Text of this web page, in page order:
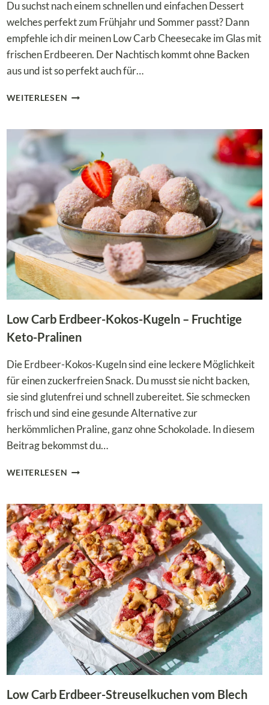
Du suchst nach einem schnellen und einfachen Dessert
welches perfekt zum Frühjahr und Sommer passt? Dann
empfehle ich dir meinen Low Carb Cheesecake im Glas mit
frischen Erdbeeren. Der Nachtisch kommt ohne Backen
aus und ist so perfekt auch für…
WEITERLESEN ERDBEER
GLAS:
ZUCKER
&
MEHL
|
LOW
CARB
&
KETO
Low Carb Erdbeer-Kokos-Kugeln – Fruchtige
Keto-Pralinen
Die Erdbeer-Kokos-Kugeln sind eine leckere Möglichkeit
für einen zuckerfreien Snack. Du musst sie nicht backen,
sie sind glutenfrei und schnell zubereitet. Sie schmecken
frisch und sind eine gesunde Alternative zur
herkömmlichen Praline, ganz ohne Schokolade. In diesem
Beitrag bekommst du…
WEITERLESEN LOW
KOKOS-
KUGELN
–
FRUCHTIGE
KETO-
PRALINEN
Low Carb Erdbeer-Streuselkuchen vom Blech